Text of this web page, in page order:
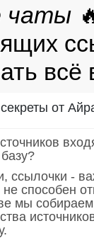
всё
ссылочки -
не способен
мы